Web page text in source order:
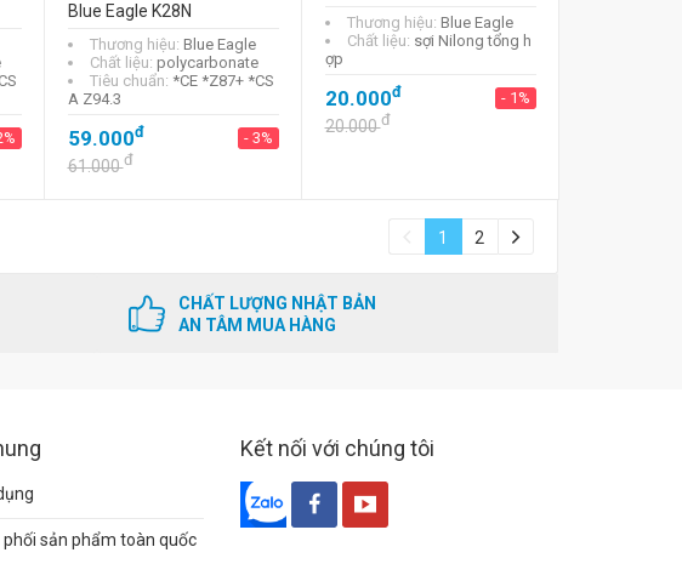
Blue Eagle K28N
Thương hiệu: Blue Eagle
Chất liệu: polycarbonate
Tiêu chuẩn: *CE *Z87+ *CS
A Z94.3
59.000đ - 3%
61.000đ
Thương hiệu: Blue Eagle
Chất liệu: sợi Nilong tổng h
ợp
20.000đ - 1%
20.000đ
1 2
CHẤT LƯỢNG NHẬT BẢN
AN TÂM MUA HÀNG
sản phẩm toàn quốc
Kết nối với chúng tôi